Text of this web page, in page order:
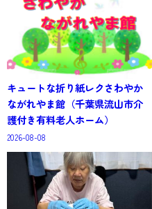
キュートな折り紙レクさわやか
ながれやま館（千葉県流山市介
護付き有料老人ホーム）
2026-08-08